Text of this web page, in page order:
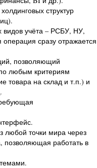
структур
видов учёта – РСБУ, НУ,
сразу отражается
позволяющий
любым критериям
товара на склад и т.п.) и
любой точки мира через
позволяющая работать в